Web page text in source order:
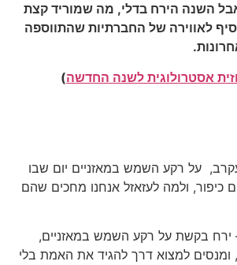
השנה הירח בדלי, מה שמוריד קצת
לאווירה של החברתיות שהתווספה
אסטרולוגית לשנה החדשה)
על רקע השמש במאזניים יום שבו
כיפור, ולמה לעזאזל אנחנו מחכים שהם
ירח בקשת על רקע השמש במאזניים,
למצוא דרך להגיד את האמת בלי